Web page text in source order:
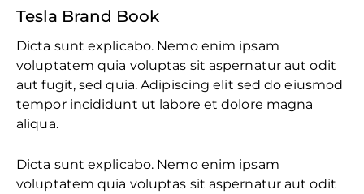
Tesla Brand Book
Dicta sunt explicabo. Nemo enim ipsam
voluptatem quia voluptas sit aspernatur aut odit
aut fugit, sed quia. Adipiscing elit sed do eiusmod
tempor incididunt ut labore et dolore magna
aliqua.
Dicta sunt explicabo. Nemo enim ipsam
voluptatem quia voluptas sit aspernatur aut odit